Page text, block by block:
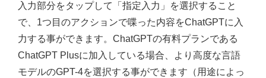
入力部分をタップして「指定入力」を選択すること
で、1つ目のアクションで喋った内容をChatGPTに入
力する事ができます。ChatGPTの有料プランである
ChatGPT Plusに加入している場合、より高度な言語
モデルのGPT-4を選択する事ができます（用途によっ